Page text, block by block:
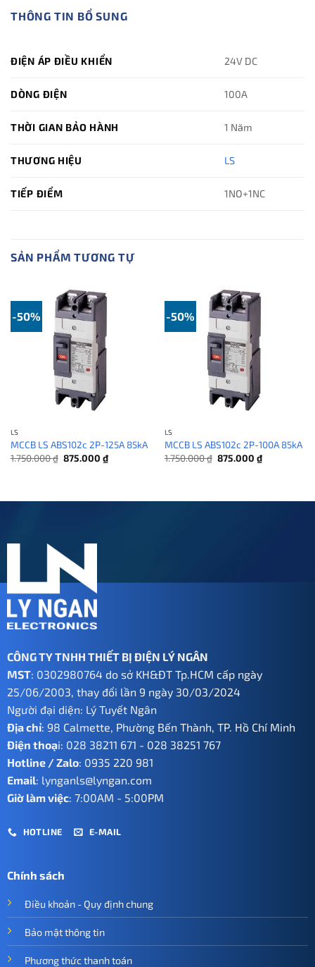
THÔNG TIN BỔ SUNG
ĐIỆN ÁP ĐIỀU KHIỂN 24V DC
DÒNG ĐIỆN 100A
THỜI GIAN BẢO HÀNH 1 Năm
THƯƠNG HIỆU LS
TIẾP ĐIỂM 1NO+1NC
SẢN PHẨM TƯƠNG TỰ
-50%
LS
MCCB LS ABS102c 2P-125A 85kA
1.750.000₫ Giá
gốc
875.000 ₫Giá
hiện
-50%
LS
MCCB LS ABS102c 2P-100A 85kA
1.750.000₫ Giá
gốc
875.000 ₫Giá
hiện
CÔNG TY TNHH THIẾT BỊ ĐIỆN LÝ NGÂN
MST: 0302980764 do sở KH&ĐT Tp.HCM cấp ngày
25/06/2003, thay đổi lần 9 ngày 30/03/2024
Người đại diện: Lý Tuyết Ngân
Địa chỉ: 98 Calmette, Phường Bến Thành, TP. Hồ Chí Minh
Điện thoại: 028 38211 671 - 028 38251 767
Hotline / Zalo: 0935 220 981
Email: lynganls@lyngan.com
Giờ làm việc: 7:00AM - 5:00PM
HOTLINE E-MAIL
Chính sách
Điều khoản - Quy định chung
Bảo mật thông tin
Phương thức thanh toán